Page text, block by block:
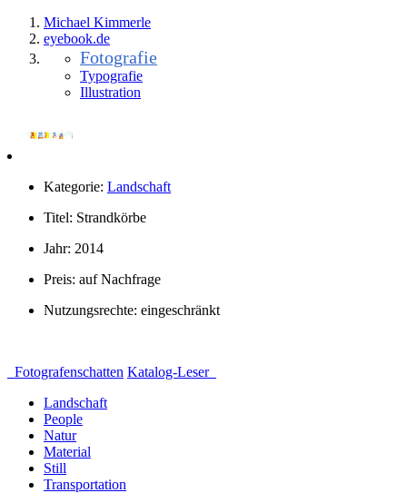
Michael Kimmerle
eyebook.de
Fotografie
Typografie
Illustration
Kategorie: Landschaft
Titel: Strandkörbe
Jahr: 2014
Preis: auf Nachfrage
Nutzungsrechte: eingeschränkt
Fotografenschatten Katalog-Leser
Landschaft
People
Natur
Material
Still
Transportation